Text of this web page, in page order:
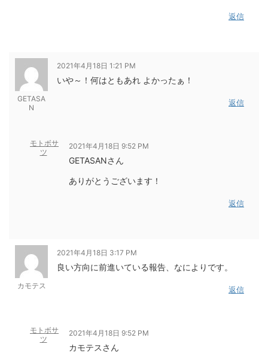
返信
GETASA
N
2021年4月18日 1:21 PM
いや～！何はともあれ よかったぁ！
返信
モトボサ
ツ
2021年4月18日 9:52 PM
GETASANさん
ありがとうございます！
返信
カモテス
2021年4月18日 3:17 PM
良い方向に前進いている報告、なによりです。
返信
モトボサ
ツ
2021年4月18日 9:52 PM
カモテスさん